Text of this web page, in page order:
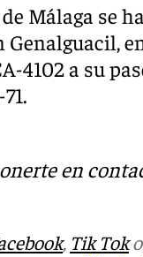
Málaga se
Genalguacil,
4102 a su
en
, Tik Toko